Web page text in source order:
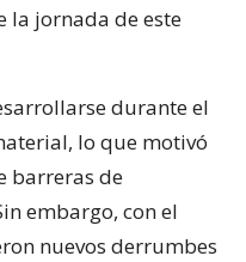
la jornada de este
durante el
lo que motivó
barreras de
embargo, con el
nuevos derrumbes